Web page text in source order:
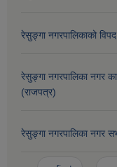
रेसुङ्गा नगरपालिकाको
रेसुङ्गा नगरपालिका नगर
(राजपत्र)
रेसुङ्गा नगरपालिका नगर